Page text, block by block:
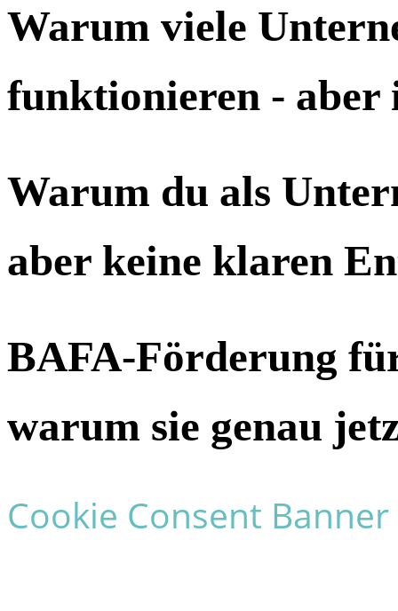
Warum viele
funktionieren - aber
Warum du als
aber keine klaren
BAFA-Förderung
warum sie genau
Cookie Consent